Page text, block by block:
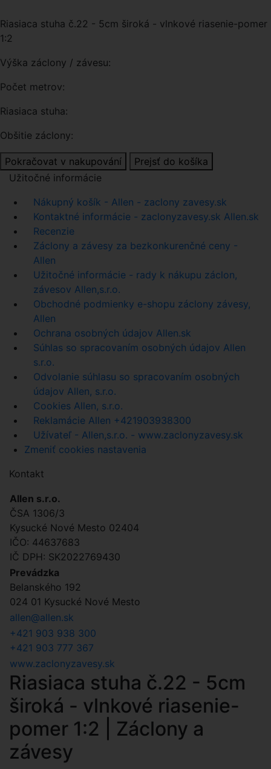
Riasiaca stuha č.22 - 5cm široká - vlnkové riasenie-pomer
1:2
Výška záclony / závesu:
Počet metrov:
Riasiaca stuha:
Obšitie záclony:
Pokračovat v nakupování
Prejsť do košíka
Užitočné informácie
Nákupný košík - Allen - zaclony zavesy.sk
Kontaktné informácie - zaclonyzavesy.sk Allen.sk
Recenzie
Záclony a závesy za bezkonkurenčné ceny -
Allen
Užitočné informácie - rady k nákupu záclon,
závesov Allen,s.r.o.
Obchodné podmienky e-shopu záclony závesy,
Allen
Ochrana osobných údajov Allen.sk
Súhlas so spracovaním osobných údajov Allen
s.r.o.
Odvolanie súhlasu so spracovaním osobných
údajov Allen, s.r.o.
Cookies Allen, s.r.o.
Reklamácie Allen +421903938300
Užívateľ - Allen,s.r.o. - www.zaclonyzavesy.sk
Zmeniť cookies nastavenia
Kontakt
Allen s.r.o.
ČSA 1306/3
Kysucké Nové Mesto 02404
IČO: 44637683
IČ DPH: SK2022769430
Prevádzka
Belanského 192
024 01 Kysucké Nové Mesto
allen@allen.sk
+421 903 938 300
+421 903 777 367
www.zaclonyzavesy.sk
Riasiaca stuha č.22 - 5cm
široká - vlnkové riasenie-
pomer 1:2 | Záclony a
závesy